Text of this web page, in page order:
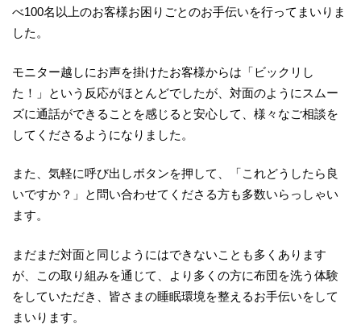
べ100名以上のお客様お困りごとのお手伝いを行ってまいりま
した。
モニター越しにお声を掛けたお客様からは「ビックリし
た！」という反応がほとんどでしたが、対面のようにスムー
ズに通話ができることを感じると安心して、様々なご相談を
してくださるようになりました。
また、気軽に呼び出しボタンを押して、「これどうしたら良
いですか？」と問い合わせてくださる方も多数いらっしゃい
ます。
まだまだ対面と同じようにはできないことも多くあります
が、この取り組みを通じて、より多くの方に布団を洗う体験
をしていただき、皆さまの睡眠環境を整えるお手伝いをして
まいります。